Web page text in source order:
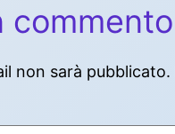
commento
non sarà pubblicato.